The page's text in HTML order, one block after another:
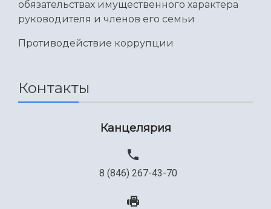
обязательствах имущественного характера
руководителя и членов его семьи
Противодействие коррупции
Контакты
Канцелярия
8 (846) 267-43-70